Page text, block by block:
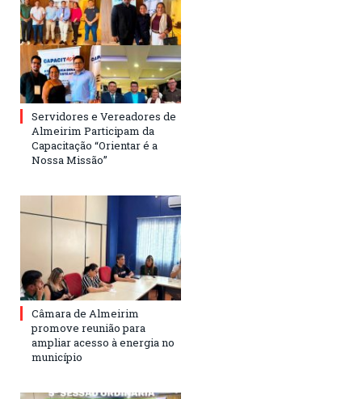
Servidores e Vereadores de
Almeirim Participam da
Capacitação “Orientar é a
Nossa Missão”
Câmara de Almeirim
promove reunião para
ampliar acesso à energia no
município